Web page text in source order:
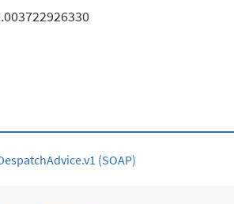
(SOAP)